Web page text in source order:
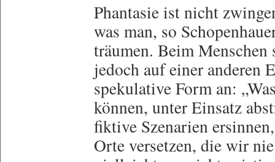
Phantasie ist nicht
was man, so
träumen. Beim
jedoch auf einer anderen
spekulative Form an:
können, unter Einsatz
fiktive Szenarien
Orte versetzen, die wir